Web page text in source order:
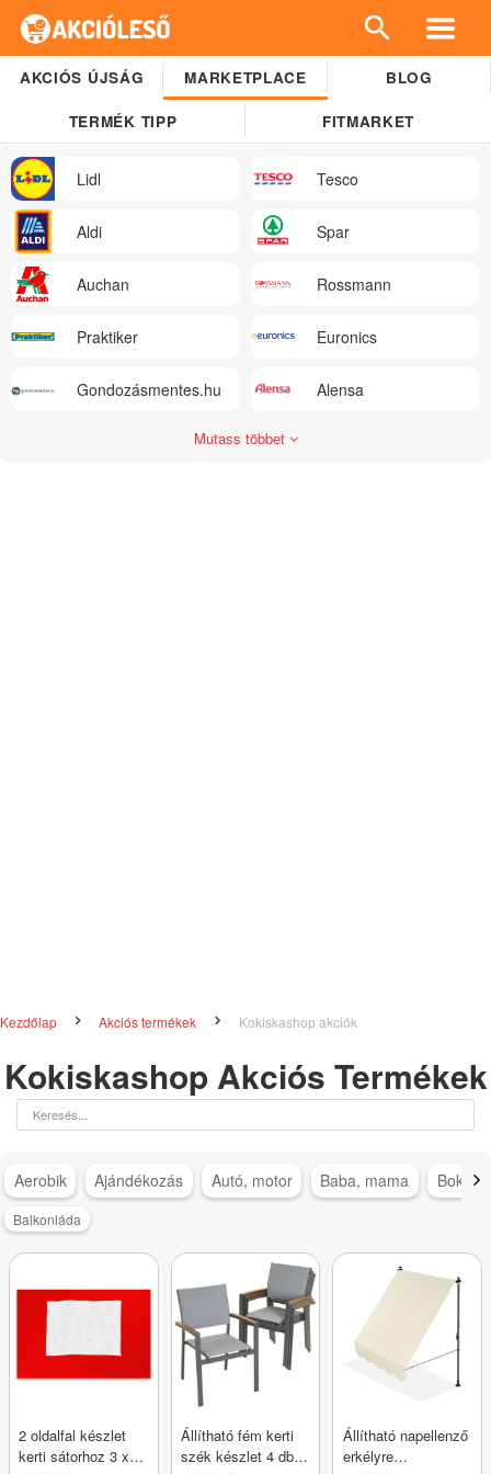
AKCIÓS ÚJSÁG MARKETPLACE BLOG
TERMÉK TIPP FITMARKET
Lidl Tesco
Aldi Spar
Auchan Rossmann
Praktiker Euronics
Gondozásmentes.hu Alensa
Mutass többet
Kezdőlap Akciós termékek Kokiskashop akciók
Kokiskashop Akciós Termékek
Aerobik Ajándékozás Autó, motor Baba, mama
Balkonláda
2 oldalfal készlet
kerti sátorhoz 3 x 3
Állítható fém kerti
szék készlet 4 db
Állítható napellenző
erkélyre